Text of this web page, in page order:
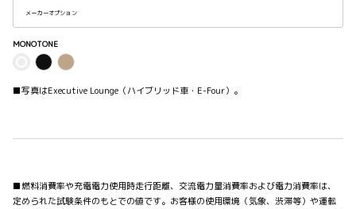
メーカーオプション
MONOTONE
■写真はExecutive Lounge（ハイブリッド車・E-Four）。
■燃料消費率や充電電力使用時走行距離、交流電力量消費率および電力消費率は、
定められた試験条件のもとでの値です。お客様の使用環境（気象、渋滞等）や運転